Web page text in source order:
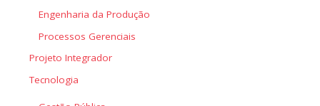
Engenharia da Produção
Processos Gerenciais
Projeto Integrador
Tecnologia